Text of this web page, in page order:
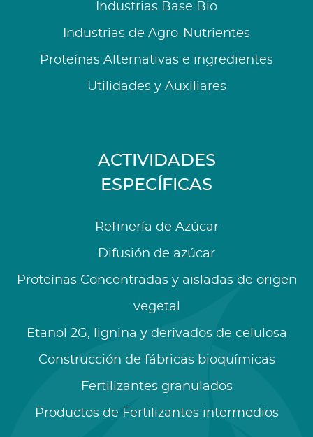
Industrias Base Bio
Industrias de Agro-Nutrientes
Proteínas Alternativas e ingredientes
Utilidades y Auxiliares
ACTIVIDADES
ESPECÍFICAS
Refinería de Azúcar
Difusión de azúcar
Proteínas Concentradas y aisladas de origen
vegetal
Etanol 2G, lignina y derivados de celulosa
Construcción de fábricas bioquímicas
Fertilizantes granulados
Productos de Fertilizantes intermedios